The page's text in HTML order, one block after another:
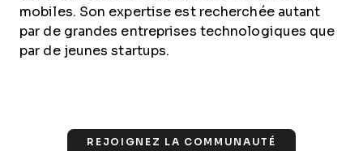
mobiles. Son expertise est recherchée autant
par de grandes entreprises technologiques que
par de jeunes startups.
REJOIGNEZ LA COMMUNAUTÉ